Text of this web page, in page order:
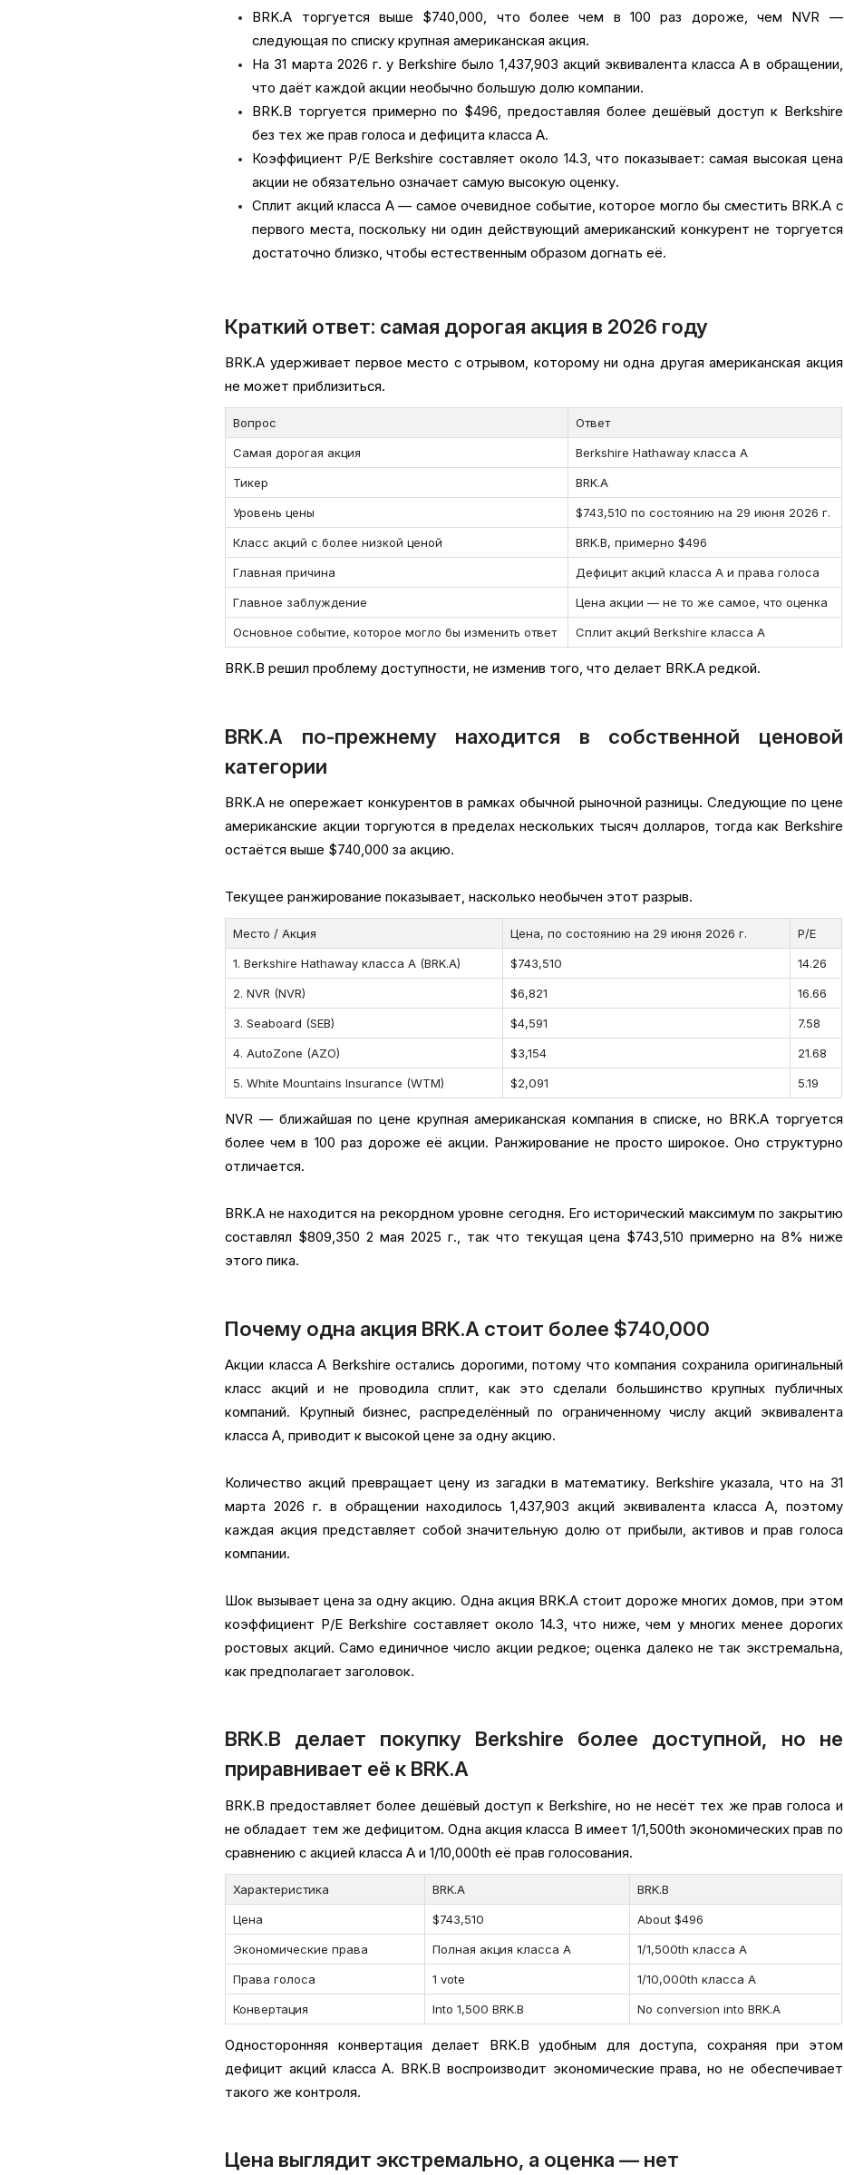
BRK.A торгуется выше $740,000, что более чем в 100 раз дороже, чем NVR —
следующая по списку крупная американская акция.
На 31 марта 2026 г. у Berkshire было 1,437,903 акций эквивалента класса A в обращении,
что даёт каждой акции необычно большую долю компании.
BRK.B торгуется примерно по $496, предоставляя более дешёвый доступ к Berkshire
без тех же прав голоса и дефицита класса A.
Коэффициент P/E Berkshire составляет около 14.3, что показывает: самая высокая цена
акции не обязательно означает самую высокую оценку.
Сплит акций класса A — самое очевидное событие, которое могло бы сместить BRK.A с
первого места, поскольку ни один действующий американский конкурент не торгуется
достаточно близко, чтобы естественным образом догнать её.
Краткий ответ: самая дорогая акция в 2026 году
BRK.A удерживает первое место с отрывом, которому ни одна другая американская акция
не может приблизиться.
Вопрос Ответ
Самая дорогая акция Berkshire Hathaway класса A
Тикер BRK.A
Уровень цены $743,510 по состоянию на 29 июня 2026 г.
Класс акций с более низкой ценой BRK.B, примерно $496
Главная причина Дефицит акций класса A и права голоса
Главное заблуждение Цена акции — не то же самое, что оценка
Основное событие, которое могло бы изменить ответ Сплит акций Berkshire класса A
BRK.B решил проблему доступности, не изменив того, что делает BRK.A редкой.
BRK.A по-прежнему находится в собственной ценовой
категории
BRK.A не опережает конкурентов в рамках обычной рыночной разницы. Следующие по цене
американские акции торгуются в пределах нескольких тысяч долларов, тогда как Berkshire
остаётся выше $740,000 за акцию.
Текущее ранжирование показывает, насколько необычен этот разрыв.
Место / Акция Цена, по состоянию на 29 июня 2026 г. P/E
1. Berkshire Hathaway класса A (BRK.A) $743,510 14.26
2. NVR (NVR) $6,821 16.66
3. Seaboard (SEB) $4,591 7.58
4. AutoZone (AZO) $3,154 21.68
5. White Mountains Insurance (WTM) $2,091 5.19
NVR — ближайшая по цене крупная американская компания в списке, но BRK.A торгуется
более чем в 100 раз дороже её акции. Ранжирование не просто широкое. Оно структурно
отличается.
BRK.A не находится на рекордном уровне сегодня. Его исторический максимум по закрытию
составлял $809,350 2 мая 2025 г., так что текущая цена $743,510 примерно на 8% ниже
этого пика.
Почему одна акция BRK.A стоит более $740,000
Акции класса A Berkshire остались дорогими, потому что компания сохранила оригинальный
класс акций и не проводила сплит, как это сделали большинство крупных публичных
компаний. Крупный бизнес, распределённый по ограниченному числу акций эквивалента
класса A, приводит к высокой цене за одну акцию.
Количество акций превращает цену из загадки в математику. Berkshire указала, что на 31
марта 2026 г. в обращении находилось 1,437,903 акций эквивалента класса A, поэтому
каждая акция представляет собой значительную долю от прибыли, активов и прав голоса
компании.
Шок вызывает цена за одну акцию. Одна акция BRK.A стоит дороже многих домов, при этом
коэффициент P/E Berkshire составляет около 14.3, что ниже, чем у многих менее дорогих
ростовых акций. Само единичное число акции редкое; оценка далеко не так экстремальна,
как предполагает заголовок.
BRK.B делает покупку Berkshire более доступной, но не
приравнивает её к BRK.A
BRK.B предоставляет более дешёвый доступ к Berkshire, но не несёт тех же прав голоса и
не обладает тем же дефицитом. Одна акция класса B имеет 1/1,500th экономических прав по
сравнению с акцией класса A и 1/10,000th её прав голосования.
Характеристика BRK.A BRK.B
Цена $743,510 About $496
Экономические права Полная акция класса A 1/1,500th класса A
Права голоса 1 vote 1/10,000th класса A
Конвертация Into 1,500 BRK.B No conversion into BRK.A
Односторонняя конвертация делает BRK.B удобным для доступа, сохраняя при этом
дефицит акций класса A. BRK.B воспроизводит экономические права, но не обеспечивает
такого же контроля.
Цена выглядит экстремально, а оценка — нет